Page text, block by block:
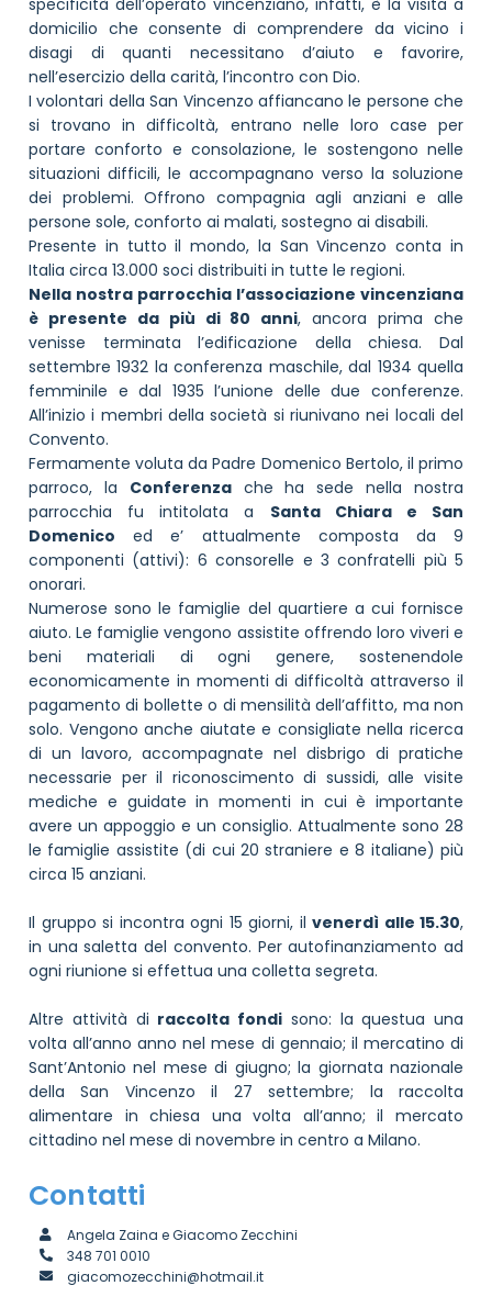
domicilio che consente di comprendere da vicino i
disagi di quanti necessitano d’aiuto e favorire,
nell’esercizio della carità, l’incontro con Dio.
I volontari della San Vincenzo affiancano le persone che
si trovano in difficoltà, entrano nelle loro case per
portare conforto e consolazione, le sostengono nelle
situazioni difficili, le accompagnano verso la soluzione
dei problemi. Offrono compagnia agli anziani e alle
persone sole, conforto ai malati, sostegno ai disabili.
Presente in tutto il mondo, la San Vincenzo conta in
Italia circa 13.000 soci distribuiti in tutte le regioni.
Nella nostra parrocchia l’associazione vincenziana
è presente da più di 80 anni, ancora prima che
venisse terminata l’edificazione della chiesa. Dal
settembre 1932 la conferenza maschile, dal 1934 quella
femminile e dal 1935 l’unione delle due conferenze.
All’inizio i membri della società si riunivano nei locali del
Convento.
Fermamente voluta da Padre Domenico Bertolo, il primo
parroco, la Conferenzache ha sede nella nostra
parrocchia fu intitolata a Santa Chiara e San
Domenico ed e’ attualmente composta da 9
componenti (attivi): 6 consorelle e 3 confratelli più 5
onorari.
Numerose sono le famiglie del quartiere a cui fornisce
aiuto. Le famiglie vengono assistite offrendo loro viveri e
beni materiali di ogni genere, sostenendole
economicamente in momenti di difficoltà attraverso il
pagamento di bollette o di mensilità dell’affitto, ma non
solo. Vengono anche aiutate e consigliate nella ricerca
di un lavoro, accompagnate nel disbrigo di pratiche
necessarie per il riconoscimento di sussidi, alle visite
mediche e guidate in momenti in cui è importante
avere un appoggio e un consiglio. Attualmente sono 28
le famiglie assistite (di cui 20 straniere e 8 italiane) più
circa 15 anziani.
Il gruppo si incontra ogni 15 giorni, il venerdì alle 15.30,
in una saletta del convento. Per autofinanziamento ad
ogni riunione si effettua una colletta segreta.
Altre attività di raccolta fondi sono: la questua una
volta all’anno anno nel mese di gennaio; il mercatino di
Sant’Antonio nel mese di giugno; la giornata nazionale
della San Vincenzo il 27 settembre; la raccolta
alimentare in chiesa una volta all’anno; il mercato
cittadino nel mese di novembre in centro a Milano.
Contatti
Angela Zaina e Giacomo Zecchini
348 701 0010
giacomozecchini@hotmail.it